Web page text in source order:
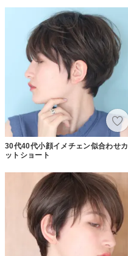
30代40代小顔イメチェン似合わせカ
ットショート